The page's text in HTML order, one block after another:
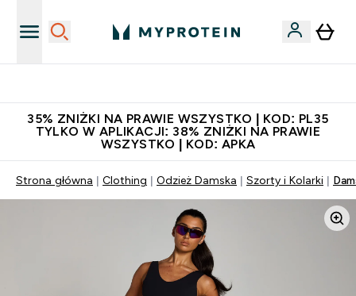
35% ZNIŻKI NA PRAWIE WSZYSTKO | KOD: PL35
TYLKO W APLIKACJI: 38% ZNIŻKI NA PRAWIE
WSZYSTKO | KOD: APKA
Strona główna Clothing Odzież Damska Szorty i Kolarki